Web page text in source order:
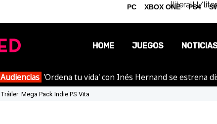
{literal}{/
HOME JUEGOS
OPINIÓN
Audiencias 'Ordena tu vida' con Inés Hernand se estrena
Tráiler: Mega Pack Indie PS Vita
PC XBOX ONE PS4